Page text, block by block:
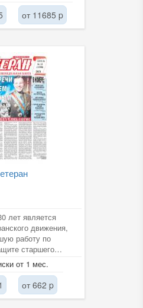
от 11685 p
лет является
движения,
работу по
старшего
опытом...
от 1 мес.
от 662 p